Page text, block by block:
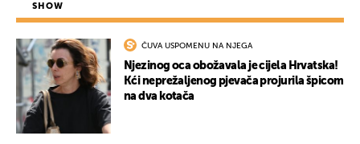
SHOW
ČUVA USPOMENU NA NJEGA
Njezinog oca obožavala je cijela Hrvatska!
Kći neprežaljenog pjevača projurila špicom
na dva kotača